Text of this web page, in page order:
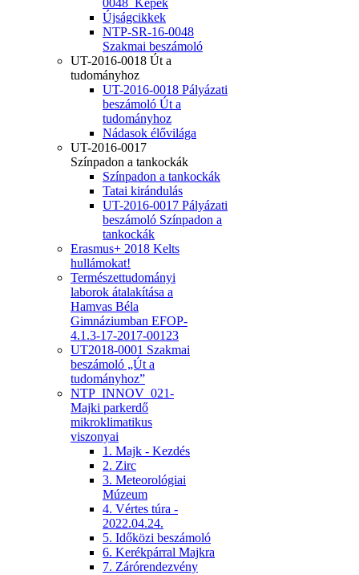
0048_Képek
Újságcikkek
NTP-SR-16-0048
Szakmai beszámoló
UT-2016-0018 Út a
tudományhoz
UT-2016-0018 Pályázati
beszámoló Út a
tudományhoz
Nádasok élővilága
UT-2016-0017
Színpadon a tankockák
Színpadon a tankockák
Tatai kirándulás
UT-2016-0017 Pályázati
beszámoló Színpadon a
tankockák
Erasmus+ 2018 Kelts
hullámokat!
Természettudományi
laborok átalakítása a
Hamvas Béla
Gimnáziumban EFOP-
4.1.3-17-2017-00123
UT2018-0001 Szakmai
beszámoló „Út a
tudományhoz”
NTP_INNOV_021-
Majki parkerdő
mikroklimatikus
viszonyai
1. Majk - Kezdés
2. Zirc
3. Meteorológiai
Múzeum
4. Vértes túra -
2022.04.24.
5. Időközi beszámoló
6. Kerékpárral Majkra
7. Zárórendezvény